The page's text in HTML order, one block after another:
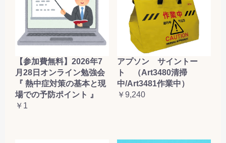
【参加費無料】2026年7
月28日オンライン勉強会
『 熱中症対策の基本と現
場での予防ポイント 』
￥1
アプソン サイントー
ト （Art3480清掃
中/Art3481作業中）
￥9,240